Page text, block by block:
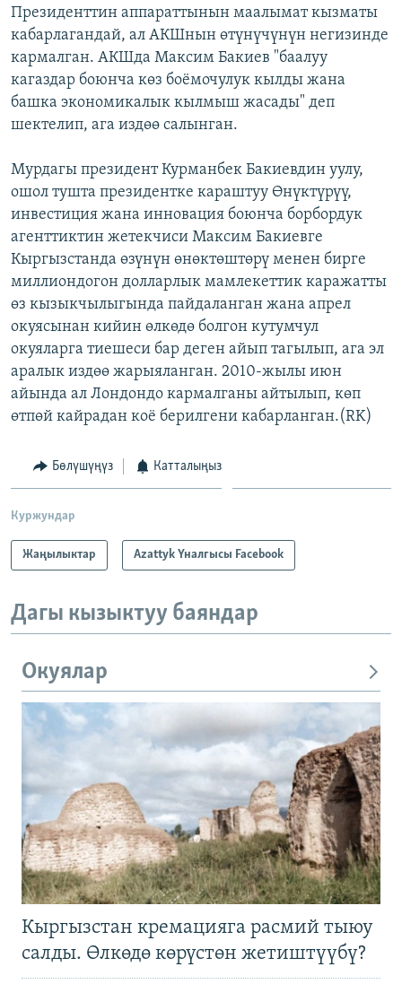
Президенттин аппараттынын маалымат кызматы
кабарлагандай, ал АКШнын өтүнүчүнүн негизинде
кармалган. АКШда Максим Бакиев "баалуу
кагаздар боюнча көз боёмочулук кылды жана
башка экономикалык кылмыш жасады" деп
шектелип, ага издөө салынган.
Мурдагы президент Курманбек Бакиевдин уулу,
ошол тушта президентке караштуу Өнүктүрүү,
инвестиция жана инновация боюнча борбордук
агенттиктин жетекчиси Максим Бакиевге
Кыргызстанда өзүнүн өнөктөштөрү менен бирге
миллиондогон долларлык мамлекеттик каражатты
өз кызыкчылыгында пайдаланган жана апрел
окуясынан кийин өлкөдө болгон кутумчул
окуяларга тиешеси бар деген айып тагылып, ага эл
аралык издөө жарыяланган. 2010-жылы июн
айында ал Лондондо кармалганы айтылып, көп
өтпөй кайрадан коё берилгени кабарланган.(RK)
Бөлүшүңүз Катталыңыз
Куржундар
Жаңылыктар Azattyk Үналгысы Facebook
Дагы кызыктуу баяндар
Окуялар
Кыргызстан кремацияга расмий тыюу
салды. Өлкөдө көрүстөн жетиштүүбү?